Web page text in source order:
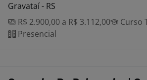
Gravataí - RS
R$ 2.900,00 a R$ 3.112,00
Curso
Presencial